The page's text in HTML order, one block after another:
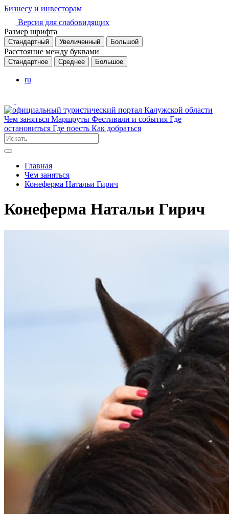
Бизнесу и инвесторам
Версия для слабовидящих
Размер шрифта
Стандартный Увеличенный Большой
Расстояние между буквами
Стандартное Среднее Большое
ru
Чем заняться Маршруты Фестивали и события Где
остановиться Где поесть Как добраться
Главная
Чем заняться
Конеферма Натальи Гирич
Конеферма Натальи Гирич